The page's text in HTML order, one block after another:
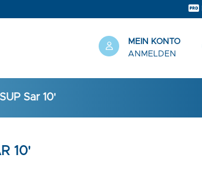
MEIN KONTO
ANMELDEN
Sar 10'
10'